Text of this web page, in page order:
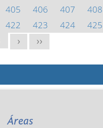
405 406 407 408
422 423 424 425
> >>
Áreas